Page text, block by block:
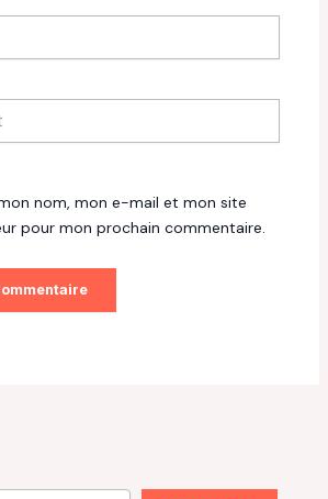
nom, mon e-mail et mon site
pour mon prochain commentaire.